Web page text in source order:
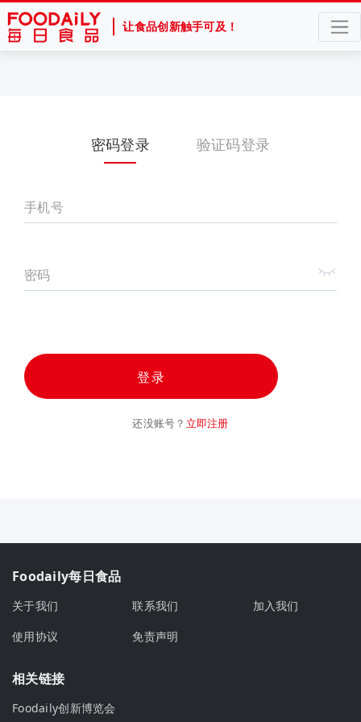
让食品创新触手可及！
密码登录 验证码登录
手机号
密码
登录
还没账号？ 立即注册
Foodaily每日食品
关于我们 联系我们
加入我们
使用协议
免责声明
相关链接
Foodaily创新博览会